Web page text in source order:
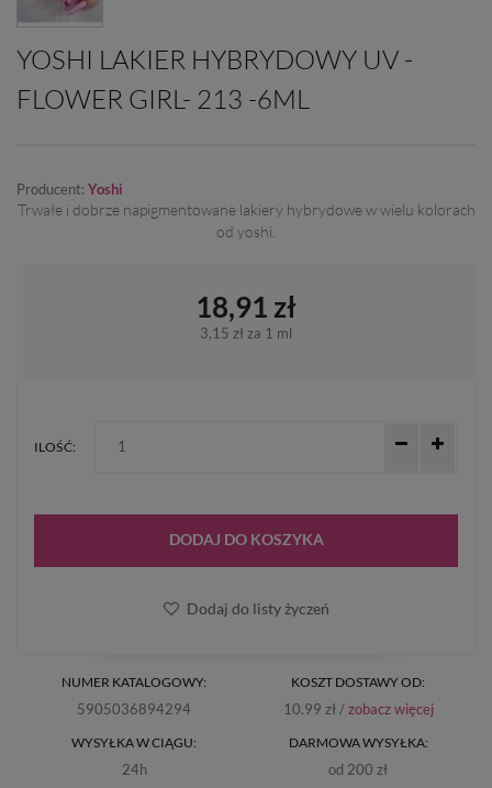
YOSHI LAKIER HYBRYDOWY UV -
FLOWER GIRL- 213 -6ML
Producent: Yoshi
Trwałe i dobrze napigmentowane lakiery hybrydowe w wielu kolorach
od yoshi.
NUMER KATALOGOWY:
5905036894294
WYSYŁKA W CIĄGU:
24h
KOSZT DOSTAWY OD:
10.99 zł /zobacz więcej
DARMOWA WYSYŁKA:
od 200 zł
18,91 zł
3,15 zł za 1 ml
ILOŚĆ:
DODAJ DO KOSZYKA
Dodaj do listy życzeń